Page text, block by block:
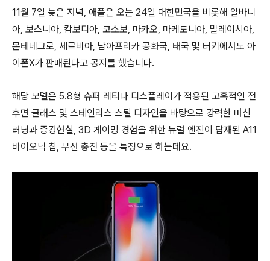
11월 7일 늦은 저녁, 애플은 오는 24일 대한민국을 비롯해 알바니
아, 보스니아, 캄보디아, 코소보, 마카오, 마케도니아, 말레이시아,
몬테네그로, 세르비아, 남아프리카 공화국, 태국 및 터키에서도 아
이폰X가 판매된다고 공지를 했습니다.
해당 모델은 5.8형 슈퍼 레티나 디스플레이가 적용된 고혹적인 전
후면 글래스 및 스테인리스 스틸 디자인을 바탕으로 강력한 머신
러닝과 증강현실, 3D 게이밍 경험을 위한 뉴럴 엔진이 탑재된 A11
바이오닉 칩, 무선 충전 등을 특징으로 하는데요.